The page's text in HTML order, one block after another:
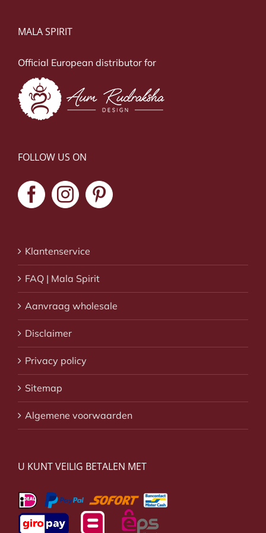
MALA SPIRIT
Official European distributor for
FOLLOW US ON
Klantenservice
FAQ | Mala Spirit
Aanvraag wholesale
Disclaimer
Privacy policy
Sitemap
Algemene voorwaarden
U KUNT VEILIG BETALEN MET